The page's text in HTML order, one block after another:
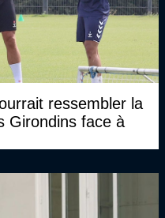
ressembler la
Girondins face à